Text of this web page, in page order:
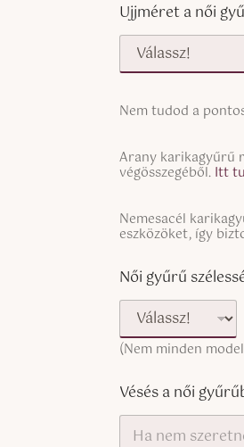
Ujjméret a női
S
g
l
L
i
n
T
e
Nem tudod a
S
i
l
e
i
n
e
e
x
(
Arany karikagyűrű
végösszegéből. Itt
j
j
é
r
e
a
n
i
S
i
g
l
e
i
n
T
e
x
Nemesacél
eszközöket, így
Női gyűrű
(Nem minden
Vésés a női